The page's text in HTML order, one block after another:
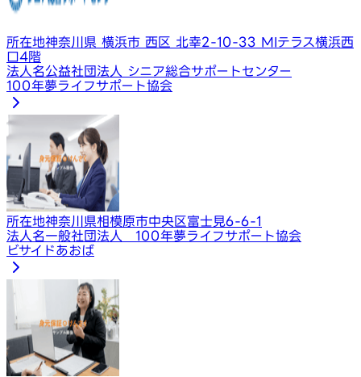
所在地神奈川県 横浜市 西区 北幸2-10-33 MIテラス横浜西
口4階
法人名公益社団法人 シニア総合サポートセンター
100年夢ライフサポート協会
所在地神奈川県相模原市中央区富士見6-6-1
法人名一般社団法人 100年夢ライフサポート協会
ビサイドあおば